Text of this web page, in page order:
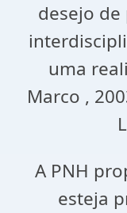
desejo
uma
Marco ,
A PNH
esteja